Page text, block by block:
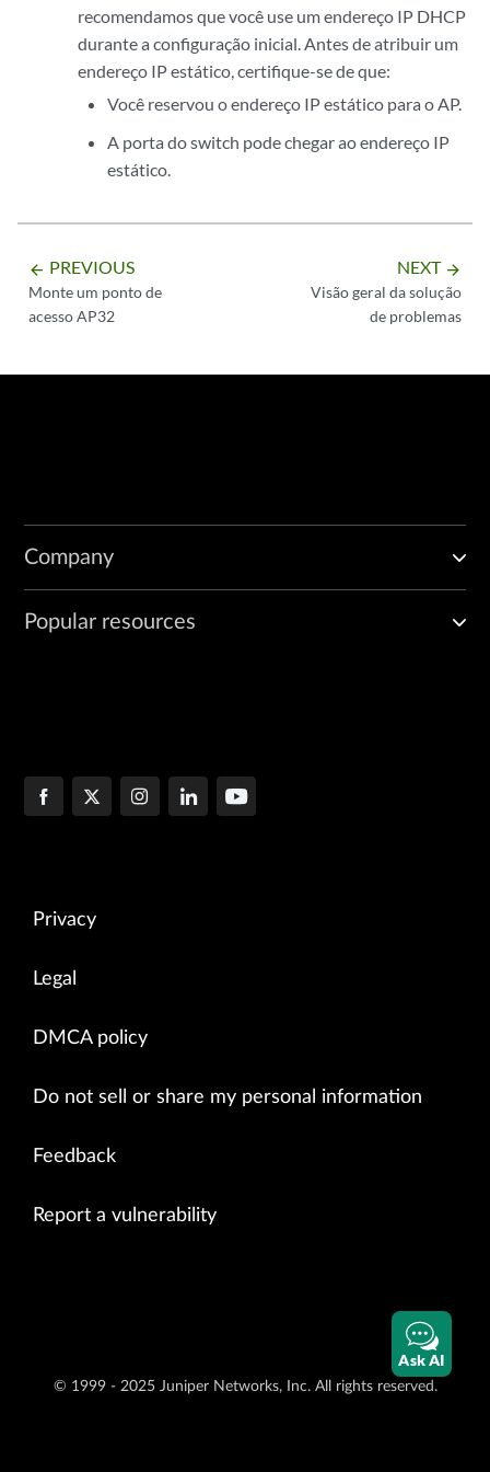
recomendamos que você use um endereço IP DHCP
durante a configuração inicial. Antes de atribuir um
endereço IP estático, certifique-se de que:
Você reservou o endereço IP estático para o AP.
A porta do switch pode chegar ao endereço IP
estático.
arrow_backward PREVIOUS
Monte um ponto de
acesso AP32
NEXT arrow_forward
Visão geral da solução
de problemas
Company
Popular resources
Privacy
Legal
DMCA policy
Do not sell or share my personal information
Feedback
Report a vulnerability
© 1999 - 2025 Juniper Networks, Inc. All rights reserved.
Ask AI